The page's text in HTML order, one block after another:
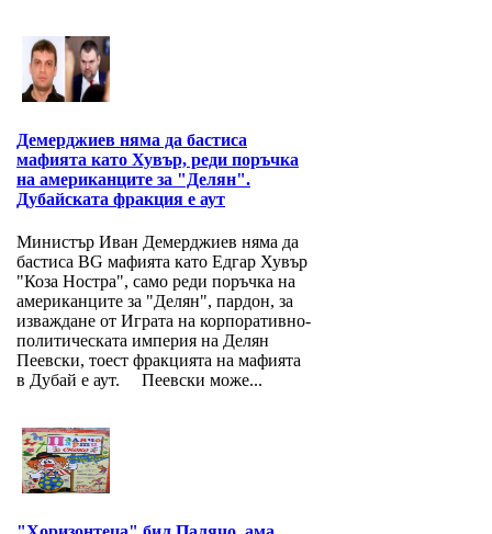
Демерджиев няма да бастиса
мафията като Хувър, реди поръчка
на американците за "Делян".
Дубайската фракция е аут
Министър Иван Демерджиев няма да
бастиса BG мафията като Едгар Хувър
"Коза Ностра", само реди поръчка на
американците за "Делян", пардон, за
изваждане от Играта на корпоративно-
политическата империя на Делян
Пеевски, тоест фракцията на мафията
в Дубай е аут. Пеевски може...